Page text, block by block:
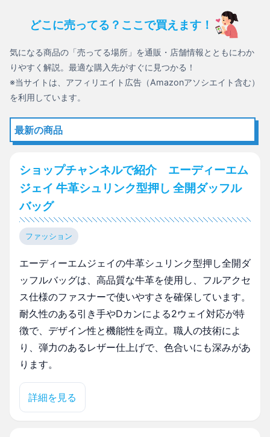
どこに売ってる？ここで買えます！
気になる商品の「売ってる場所」を通販・店舗情報とともにわか
りやすく解説。最適な購入先がすぐに見つかる！
※当サイトは、アフィリエイト広告（Amazonアソシエイト含む）
を利用しています。
最新の商品
ショップチャンネルで紹介 エーディーエム
ジェイ 牛革シュリンク型押し 全開ダッフル
バッグ
ファッション
エーディーエムジェイの牛革シュリンク型押し全開ダ
ッフルバッグは、高品質な牛革を使用し、フルアクセ
ス仕様のファスナーで使いやすさを確保しています。
耐久性のある引き手やDカンによる2ウェイ対応が特
徴で、デザイン性と機能性を両立。職人の技術によ
り、弾力のあるレザー仕上げで、色合いにも深みがあ
ります。
詳細を見る